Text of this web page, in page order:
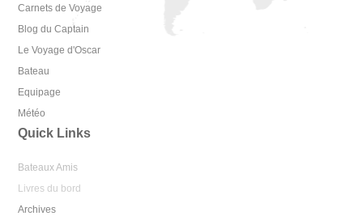
Carnets de Voyage
Blog du Captain
Le Voyage d'Oscar
Bateau
Equipage
Météo
Quick Links
Bateaux Amis
Livres du bord
Archives